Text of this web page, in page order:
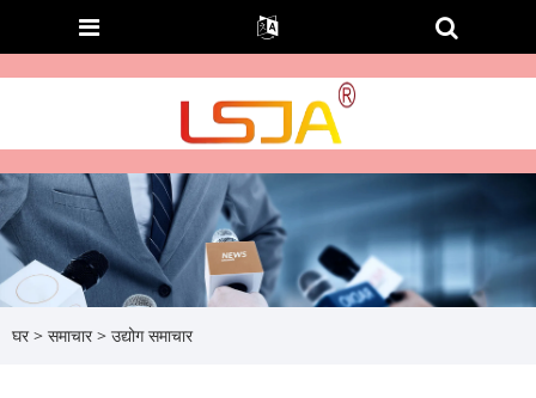
घर > समाचार> उद्योग समाचार